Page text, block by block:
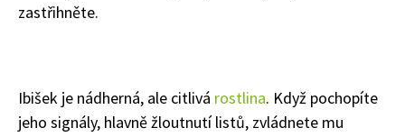
zastřihněte.
Ibišek je nádherná, ale citlivá rostlina. Když pochopíte
jeho signály, hlavně žloutnutí listů, zvládnete mu